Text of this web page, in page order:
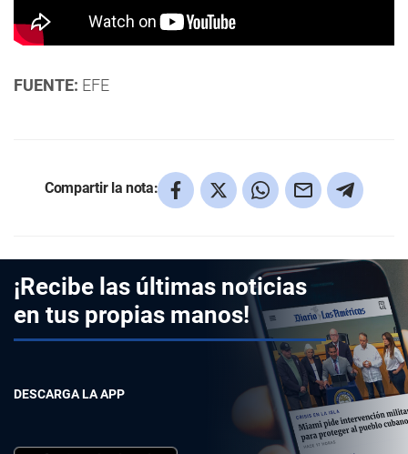
FUENTE: EFE
Compartir la nota:
¡Recibe las últimas noticias
en tus propias manos!
DESCARGA LA APP